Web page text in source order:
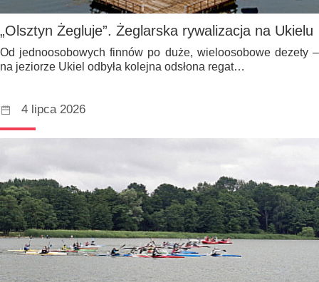
„Olsztyn Żegluje”. Żeglarska rywalizacja na Ukielu
Od jednoosobowych finnów po duże, wieloosobowe dezety –
na jeziorze Ukiel odbyła kolejna odsłona regat…
4 lipca 2026